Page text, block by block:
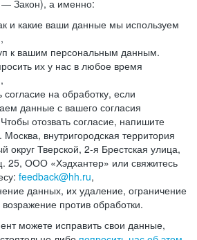
Закон), а именно:
и какие ваши данные мы используем
к вашим персональным данным.
их у нас в любое время
согласие на обработку, если
данные с вашего согласия
отозвать согласие, напишите
внутригородская территория
округ Тверской, 2-я Брестская улица,
25, ООО «Хэдхантер» или свяжитесь
feedback@hh.ru,
данных, их удаление, ограничение
против обработки.
можете исправить свои данные,